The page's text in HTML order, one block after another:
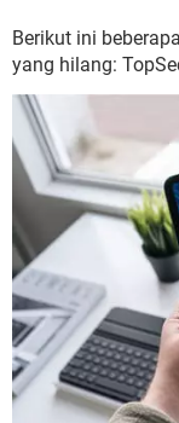
Berikut ini
yang hilang: